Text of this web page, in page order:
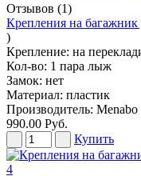
Отзывов (1)
Крепления на
)
Крепление: на
Кол-во: 1 пара лыж
Замок: нет
Материал: пластик
Производитель: Menabo
990.00 Руб.
Купить